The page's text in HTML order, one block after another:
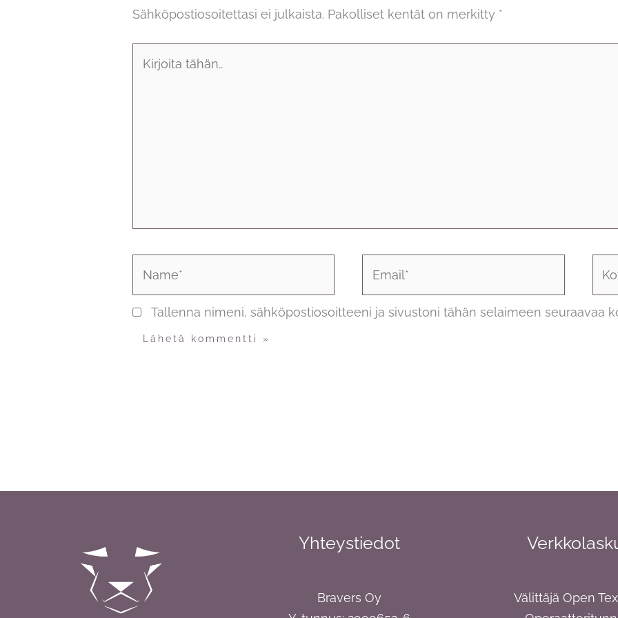
Sähköpostiosoitettasi ei julkaista. Pakolliset kentät on merkitty *
tähän..
Tallenna nimeni, sähköpostiosoitteeni ja sivustoni tähän selaimeen seuraavaa
Yhteystiedot
Bravers Oy
Välittäjä Open